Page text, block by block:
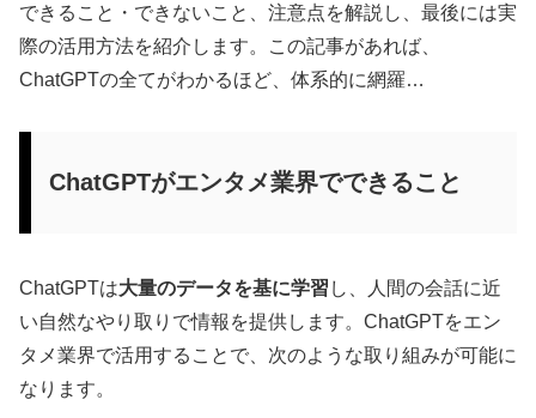
できること・できないこと、注意点を解説し、最後には実
際の活用方法を紹介します。この記事があれば、
ChatGPTの全てがわかるほど、体系的に網羅…
ChatGPTがエンタメ業界でできること
ChatGPTは大量のデータを基に学習 し、人間の会話に近
い自然なやり取りで情報を提供します。ChatGPTをエン
タメ業界で活用することで、次のような取り組みが可能に
なります。